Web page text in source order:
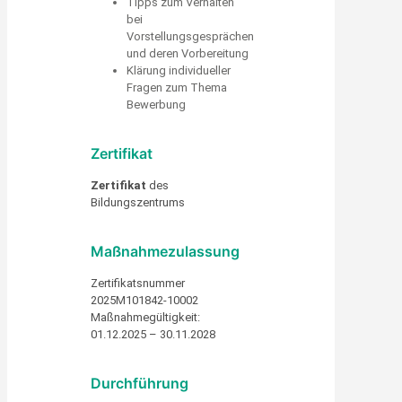
bei
Vorstellungsgesprächen
und deren Vorbereitung
Klärung individueller
Fragen zum Thema
Bewerbung
Zertifikat
Zertifikat des
Bildungszentrums
Maßnahmezulassung
Zertifikatsnummer
2025M101842-10002
Maßnahmegültigkeit:
01.12.2025 – 30.11.2028
Durchführung